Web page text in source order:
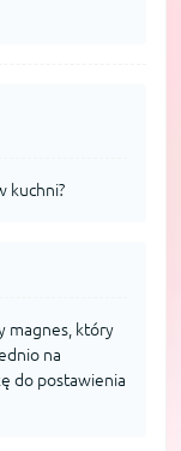
kuchni?
magnes, który
na
do postawienia